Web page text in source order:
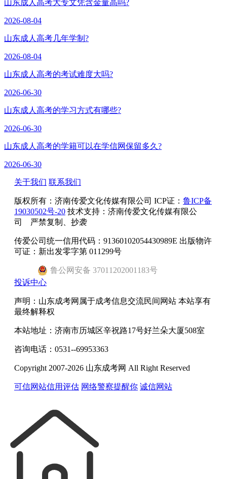
山东成人高考大专文凭含金量高吗?
2026-08-04
山东成人高考几年学制?
2026-08-04
山东成人高考的考试难度大吗?
2026-06-30
山东成人高考的学习方式有哪些?
2026-06-30
山东成人高考的学籍可以在学信网保留多久?
2026-06-30
关于我们 联系我们
版权所有： 济南传爱文化传媒有限公司 ICP证： 鲁ICP备
19030502号-20 技术支持：济南传爱文化传媒有限公
司 严禁复制、抄袭
传爱公司统一信用代码：91360102054430989E 出版物许
可证：新出发零字第 011299号
鲁公网安备 37011202001183号
投诉中心
声明：山东成考网属于成考信息交流民间网站 本站享有
最终解释权
本站地址：济南市历城区辛祝路17号好兰朵大厦508室
咨询电话：0531--69953363
Copyright 2007-2026 山东成考网 All Right Reserved
可信网站信用评估 网络警察提醒你 诚信网站